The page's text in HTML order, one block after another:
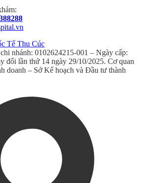
Tế Thu Cúc
nhánh: 0102624215-001 – Ngày cấp:
đổi lần thứ 14 ngày 29/10/2025. Cơ quan
doanh – Sở Kế hoạch và Đầu tư thành